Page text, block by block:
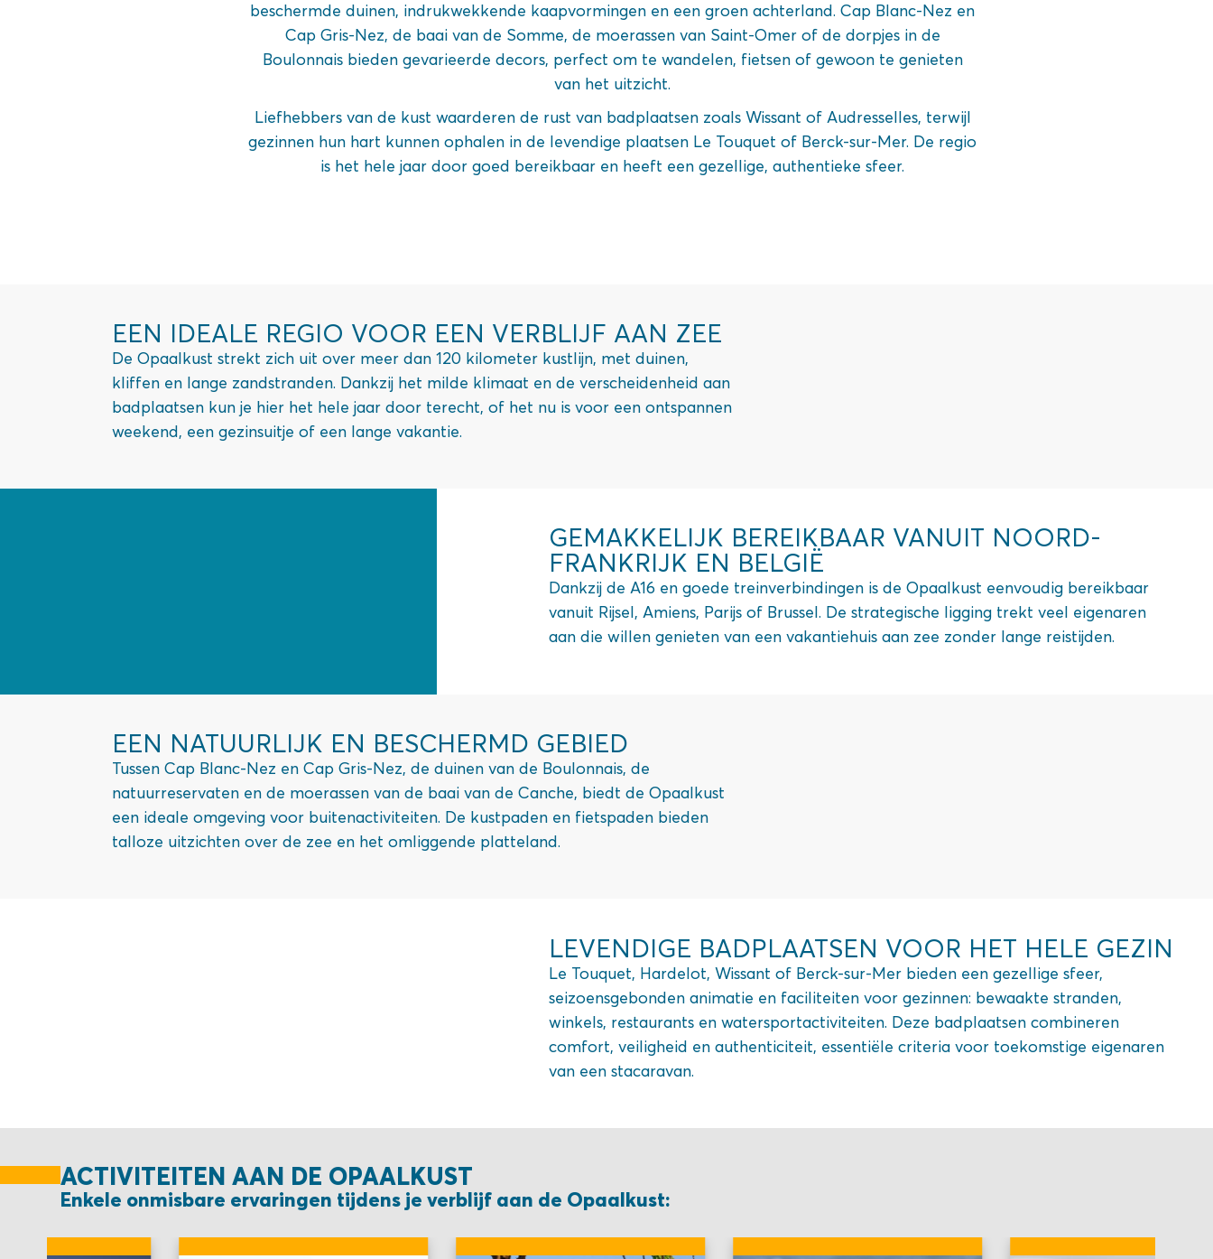
beschermde duinen, indrukwekkende kaapvormingen en een groen achterland. Cap Blanc-Nez en
Cap Gris-Nez, de baai van de Somme, de moerassen van Saint-Omer of de dorpjes in de
Boulonnais bieden gevarieerde decors, perfect om te wandelen, fietsen of gewoon te genieten
van het uitzicht.
Liefhebbers van de kust waarderen de rust van badplaatsen zoals Wissant of Audresselles, terwijl
gezinnen hun hart kunnen ophalen in de levendige plaatsen Le Touquet of Berck-sur-Mer. De regio
is het hele jaar door goed bereikbaar en heeft een gezellige, authentieke sfeer.
EEN IDEALE REGIO VOOR EEN VERBLIJF AAN ZEE
De Opaalkust strekt zich uit over meer dan 120 kilometer kustlijn, met duinen,
kliffen en lange zandstranden. Dankzij het milde klimaat en de verscheidenheid aan
badplaatsen kun je hier het hele jaar door terecht, of het nu is voor een ontspannen
weekend, een gezinsuitje of een lange vakantie.
GEMAKKELIJK BEREIKBAAR VANUIT NOORD-
FRANKRIJK EN BELGIË
Dankzij de A16 en goede treinverbindingen is de Opaalkust eenvoudig bereikbaar
vanuit Rijsel, Amiens, Parijs of Brussel. De strategische ligging trekt veel eigenaren
aan die willen genieten van een vakantiehuis aan zee zonder lange reistijden.
EEN NATUURLIJK EN BESCHERMD GEBIED
Tussen Cap Blanc-Nez en Cap Gris-Nez, de duinen van de Boulonnais, de
natuurreservaten en de moerassen van de baai van de Canche, biedt de Opaalkust
een ideale omgeving voor buitenactiviteiten. De kustpaden en fietspaden bieden
talloze uitzichten over de zee en het omliggende platteland.
LEVENDIGE BADPLAATSEN VOOR HET HELE GEZIN
Le Touquet, Hardelot, Wissant of Berck-sur-Mer bieden een gezellige sfeer,
seizoensgebonden animatie en faciliteiten voor gezinnen: bewaakte stranden,
winkels, restaurants en watersportactiviteiten. Deze badplaatsen combineren
comfort, veiligheid en authenticiteit, essentiële criteria voor toekomstige eigenaren
van een stacaravan.
ACTIVITEITEN AAN DE OPAALKUST
Enkele onmisbare ervaringen tijdens je verblijf aan de Opaalkust: